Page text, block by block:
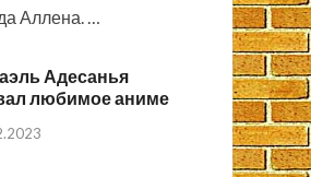
Аллена. …
Адесанья
любимое аниме